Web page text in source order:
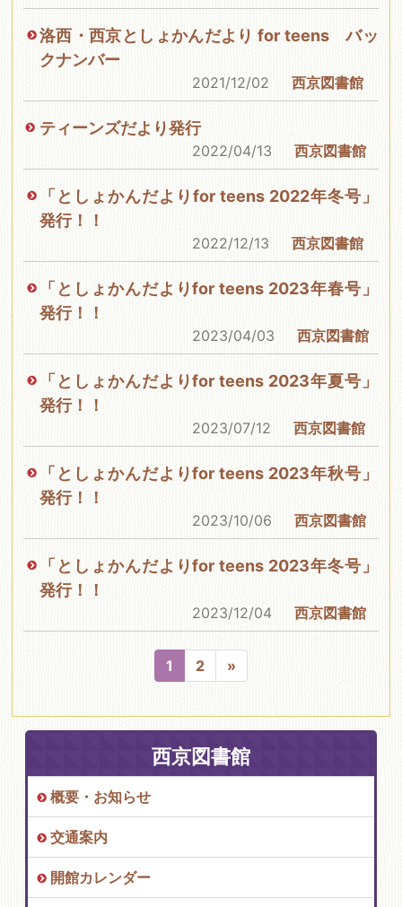
洛西・西京としょかんだより for teens バッ
クナンバー
2021/12/02 西京図書館
ティーンズだより発行
2022/04/13 西京図書館
「としょかんだよりfor teens 2022年冬号」
発行！！
2022/12/13 西京図書館
「としょかんだよりfor teens 2023年春号」
発行！！
2023/04/03 西京図書館
「としょかんだよりfor teens 2023年夏号」
発行！！
2023/07/12 西京図書館
「としょかんだよりfor teens 2023年秋号」
発行！！
2023/10/06 西京図書館
「としょかんだよりfor teens 2023年冬号」
発行！！
2023/12/04 西京図書館
1 2 »
西京図書館
概要・お知らせ
交通案内
開館カレンダー